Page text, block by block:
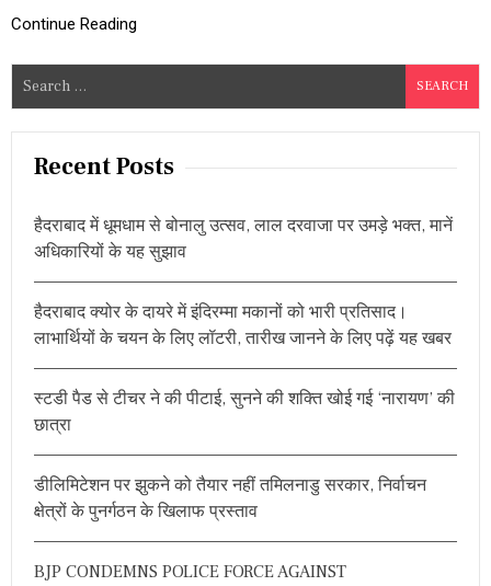
र
फ्ता
,
है
Continue Reading
e
a
Recent Posts
हैदराबाद में धूमधाम से बोनालु उत्सव, लाल दरवाजा पर उमड़े भक्त, मानें
अधिकारियों के यह सुझाव
हैदराबाद क्योर के दायरे में इंदिरम्मा मकानों को भारी प्रतिसाद।
लाभार्थियों के चयन के लिए लॉटरी, तारीख जानने के लिए पढ़ें यह खबर
स्टडी पैड से टीचर ने की पीटाई, सुनने की शक्ति खोई गई ‘नारायण’ की
छात्रा
डीलिमिटेशन पर झुकने को तैयार नहीं तमिलनाडु सरकार, निर्वाचन
क्षेत्रों के पुनर्गठन के खिलाफ प्रस्ताव
BJP CONDEMNS POLICE FORCE AGAINST